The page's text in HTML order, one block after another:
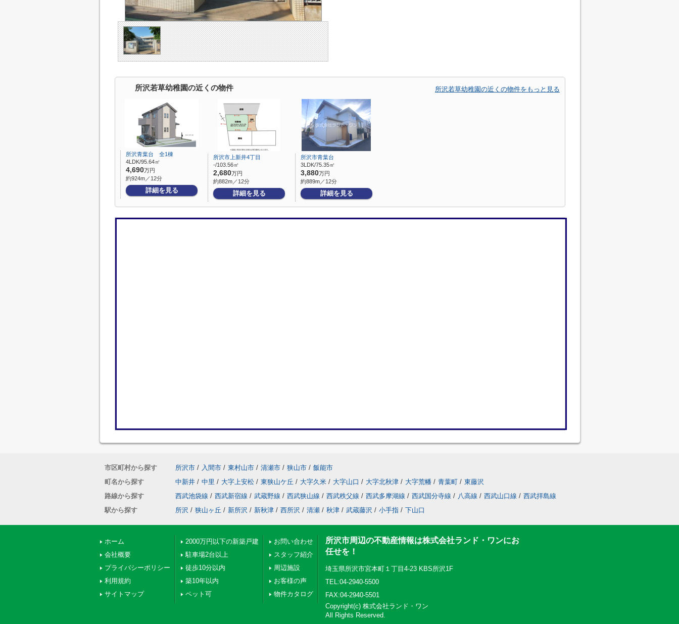
所沢若草幼稚園の近くの物件 所沢若草幼稚園の近くの物件をもっと見る
所沢青葉台 全1棟
4LDK/95.64㎡
4,690万円
約924m／12分
詳細を見る
所沢市上新井4丁目
-/103.56㎡
2,680万円
約882m／12分
詳細を見る
所沢市青葉台
3LDK/75.35㎡
3,880万円
約889m／12分
詳細を見る
市区町村から探す 所沢市 / 入間市 / 東村山市 / 清瀬市 / 狭山市 / 飯能市
町名から探す
中新井 / 中里 / 大字上安松 / 東狭山ケ丘 / 大字久米 / 大字山口 / 大字北秋津 / 大字荒幡 / 青葉町 / 東藤沢
路線から探す
西武池袋線 / 西武新宿線 / 武蔵野線 / 西武狭山線 / 西武秩父線 / 西武多摩湖線 / 西武国分寺線 / 八高線 / 西武山口線 / 西武拝島線
駅から探す
所沢 / 狭山ヶ丘 / 新所沢 / 新秋津 / 西所沢 / 清瀬 / 秋津 / 武蔵藤沢 / 小手指 / 下山口
ホーム
会社概要
プライバシーポリシー
利用規約
サイトマップ
2000万円以下の新築戸建
駐車場2台以上
徒歩10分以内
築10年以内
ペット可
お問い合わせ
スタッフ紹介
周辺施設
お客様の声
物件カタログ
所沢市周辺の不動産情報は株式会社ランド・ワンにお
任せを！
埼玉県所沢市宮本町１丁目4-23 KBS所沢1F
TEL:04-2940-5500
FAX:04-2940-5501
Copyright(c) 株式会社ランド・ワン
All Rights Reserved.